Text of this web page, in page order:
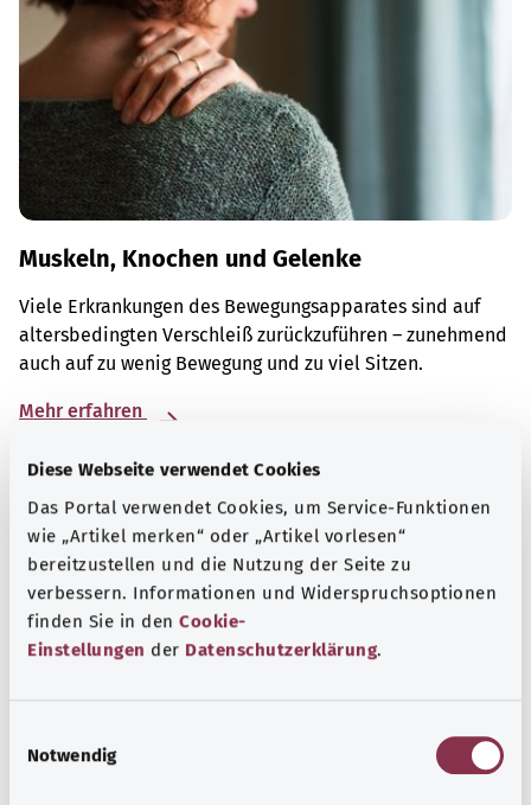
Diese Webseite verwendet Cookies
Das Portal verwendet Cookies, um Service-Funktionen
wie „Artikel merken“ oder „Artikel vorlesen“
bereitzustellen und die Nutzung der Seite zu
verbessern. Informationen und Widerspruchsoptionen
finden Sie in den Cookie-
Einstellungen der Datenschutzerklärung.
Notwendig
Muskeln, Knochen und Gelenke
Viele Erkrankungen des Bewegungsapparates sind auf
altersbedingten Verschleiß zurückzuführen – zunehmend
auch auf zu wenig Bewegung und zu viel Sitzen.
Mehr erfahren